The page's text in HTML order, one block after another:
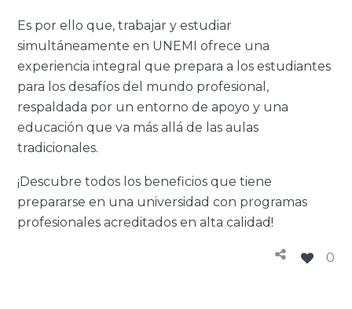
Es por ello que, trabajar y estudiar
simultáneamente en UNEMI ofrece una
experiencia integral que prepara a los estudiantes
para los desafíos del mundo profesional,
respaldada por un entorno de apoyo y una
educación que va más allá de las aulas
tradicionales.
¡Descubre todos los beneficios que tiene
prepararse en una universidad con programas
profesionales acreditados en alta calidad!
0